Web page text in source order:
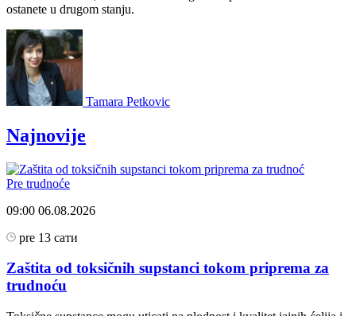
ostanete u drugom stanju.
Tamara Petkovic
Najnovije
Pre trudnoće
09:00 06.08.2026
pre 13 сати
Zaštita od toksičnih supstanci tokom priprema za
trudnoću